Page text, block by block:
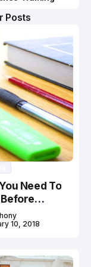
Posts
Need To
In Canada
10, 2018